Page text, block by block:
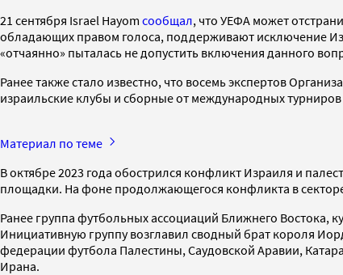
21 сентября Israel Hayom сообщал, что УЕФА может
обладающих правом голоса, поддерживают исключение
«отчаянно» пыталась не допустить включения данного
Ранее также стало известно, что восемь экспертов
израильские клубы и сборные от международных
Материал по теме
В октябре 2023 года обострился конфликт Израиля и
площадки. На фоне продолжающегося конфликта в секторе
Ранее группа футбольных ассоциаций Ближнего Востока,
Инициативную группу возглавил сводный брат короля
федерации футбола Палестины, Саудовской Аравии,
Ирана.